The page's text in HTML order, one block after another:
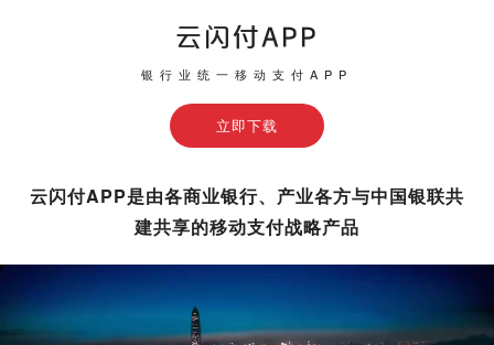
云闪付APP
银行业统一移动支付APP
立即下载
云闪付APP是由各商业银行、产业各方与中国银联共
建共享的移动支付战略产品